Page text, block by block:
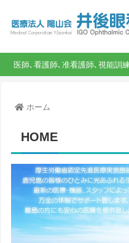
医師､看護師､准看護師､視能訓
ホーム
HOME